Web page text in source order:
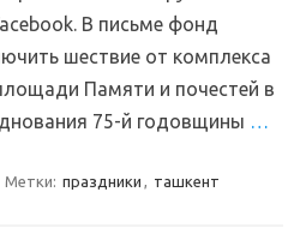
В письме фонд
шествие от комплекса
Памяти и почестей в
75-й годовщины …
Метки: праздники , ташкент